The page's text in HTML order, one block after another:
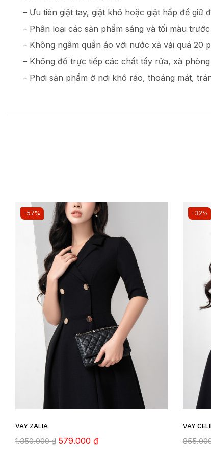
– Ưu tiên giặt tay, giặt khô hoặc giặt hấp để giữ
– Phân loại các sản phẩm sáng và tối màu
– Không ngâm quần áo với nước xả vải quá 20
– Không đổ trực tiếp các chất tẩy rửa, xà
– Phơi sản phẩm ở nơi khô ráo, thoáng mát,
-57%
VÁY ZALIA
1.350.000₫ 579.000 ₫
-32%
VÁY